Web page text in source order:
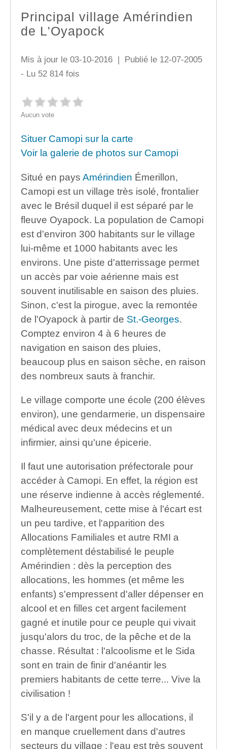
Principal village Amérindien
de L'Oyapock
Mis à jour le 03-10-2016 | Publié le 12-07-2005
- Lu 52 814 fois
Aucun vote
Situer Camopi sur la carte
Voir la galerie de photos sur Camopi
Situé en pays Amérindien Émerillon,
Camopi est un village très isolé, frontalier
avec le Brésil duquel il est séparé par le
fleuve Oyapock. La population de Camopi
est d'environ 300 habitants sur le village
lui-même et 1000 habitants avec les
environs. Une piste d'atterrissage permet
un accès par voie aérienne mais est
souvent inutilisable en saison des pluies.
Sinon, c'est la pirogue, avec la remontée
de l'Oyapock à partir de St.-Georges.
Comptez environ 4 à 6 heures de
navigation en saison des pluies,
beaucoup plus en saison sèche, en raison
des nombreux sauts à franchir.
Le village comporte une école (200 élèves
environ), une gendarmerie, un dispensaire
médical avec deux médecins et un
infirmier, ainsi qu'une épicerie.
Il faut une autorisation préfectorale pour
accéder à Camopi. En effet, la région est
une réserve indienne à accès réglementé.
Malheureusement, cette mise à l'écart est
un peu tardive, et l'apparition des
Allocations Familiales et autre RMI a
complètement déstabilisé le peuple
Amérindien : dès la perception des
allocations, les hommes (et même les
enfants) s'empressent d'aller dépenser en
alcool et en filles cet argent facilement
gagné et inutile pour ce peuple qui vivait
jusqu'alors du troc, de la pêche et de la
chasse. Résultat : l'alcoolisme et le Sida
sont en train de finir d'anéantir les
premiers habitants de cette terre... Vive la
civilisation !
S'il y a de l'argent pour les allocations, il
en manque cruellement dans d'autres
secteurs du village : l'eau est très souvent